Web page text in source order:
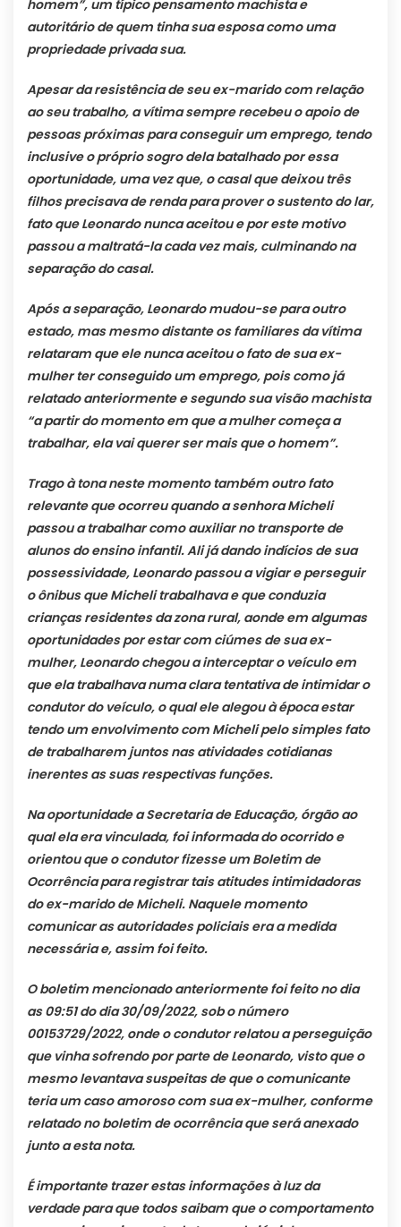
homem”, um típico pensamento machista e
autoritário de quem tinha sua esposa como uma
propriedade privada sua.
Apesar da resistência de seu ex-marido com relação
ao seu trabalho, a vítima sempre recebeu o apoio de
pessoas próximas para conseguir um emprego, tendo
inclusive o próprio sogro dela batalhado por essa
oportunidade, uma vez que, o casal que deixou três
filhos precisava de renda para prover o sustento do lar,
fato que Leonardo nunca aceitou e por este motivo
passou a maltratá-la cada vez mais, culminando na
separação do casal.
Após a separação, Leonardo mudou-se para outro
estado, mas mesmo distante os familiares da vítima
relataram que ele nunca aceitou o fato de sua ex-
mulher ter conseguido um emprego, pois como já
relatado anteriormente e segundo sua visão machista
“a partir do momento em que a mulher começa a
trabalhar, ela vai querer ser mais que o homem”.
Trago à tona neste momento também outro fato
relevante que ocorreu quando a senhora Micheli
passou a trabalhar como auxiliar no transporte de
alunos do ensino infantil. Ali já dando indícios de sua
possessividade, Leonardo passou a vigiar e perseguir
o ônibus que Micheli trabalhava e que conduzia
crianças residentes da zona rural, aonde em algumas
oportunidades por estar com ciúmes de sua ex-
mulher, Leonardo chegou a interceptar o veículo em
que ela trabalhava numa clara tentativa de intimidar o
condutor do veículo, o qual ele alegou à época estar
tendo um envolvimento com Micheli pelo simples fato
de trabalharem juntos nas atividades cotidianas
inerentes as suas respectivas funções.
Na oportunidade a Secretaria de Educação, órgão ao
qual ela era vinculada, foi informada do ocorrido e
orientou que o condutor fizesse um Boletim de
Ocorrência para registrar tais atitudes intimidadoras
do ex-marido de Micheli. Naquele momento
comunicar as autoridades policiais era a medida
necessária e, assim foi feito.
O boletim mencionado anteriormente foi feito no dia
as 09:51 do dia 30/09/2022, sob o número
00153729/2022, onde o condutor relatou a perseguição
que vinha sofrendo por parte de Leonardo, visto que o
mesmo levantava suspeitas de que o comunicante
teria um caso amoroso com sua ex-mulher, conforme
relatado no boletim de ocorrência que será anexado
junto a esta nota.
É importante trazer estas informações à luz da
verdade para que todos saibam que o comportamento